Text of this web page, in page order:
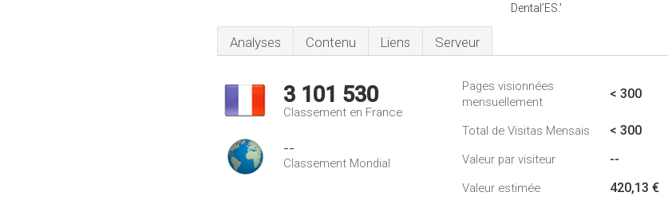
Dental’ES.'
Analyses Contenu Liens Serveur
3 101 530
Classement en France
--
Classement Mondial
Pages visionnées
mensuellement
< 300
Total de Visitas Mensais < 300
Valeur par visiteur --
Valeur estimée 420,13 €